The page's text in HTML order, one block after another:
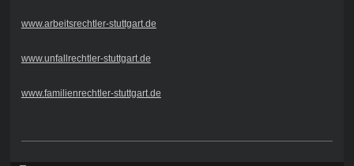
www.arbeitsrechtler-stuttgart.de
www.unfallrechtler-stuttgart.de
www.familienrechtler-stuttgart.de